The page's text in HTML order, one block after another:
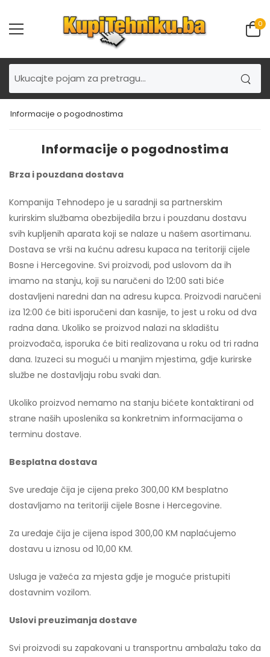
0
Informacije o pogodnostima
Informacije o pogodnostima
Brza i pouzdana dostava
Kompanija Tehnodepo je u saradnji sa partnerskim
kurirskim službama obezbijedila brzu i pouzdanu dostavu
svih kupljenih aparata koji se nalaze u našem asortimanu.
Dostava se vrši na kućnu adresu kupaca na teritoriji cijele
Bosne i Hercegovine. Svi proizvodi, pod uslovom da ih
imamo na stanju, koji su naručeni do 12:00 sati biće
dostavljeni naredni dan na adresu kupca. Proizvodi naručeni
iza 12:00 će biti isporučeni dan kasnije, to jest u roku od dva
radna dana. Ukoliko se proizvod nalazi na skladištu
proizvođača, isporuka će biti realizovana u roku od tri radna
dana. Izuzeci su mogući u manjim mjestima, gdje kurirske
službe ne dostavljaju robu svaki dan.
Ukoliko proizvod nemamo na stanju bićete kontaktirani od
strane naših uposlenika sa konkretnim informacijama o
terminu dostave.
Besplatna dostava
Sve uređaje čija je cijena preko 300,00 KM besplatno
dostavljamo na teritoriji cijele Bosne i Hercegovine.
Za uređaje čija je cijena ispod 300,00 KM naplaćujemo
dostavu u iznosu od 10,00 KM.
Usluga je važeća za mjesta gdje je moguće pristupiti
dostavnim vozilom.
Uslovi preuzimanja dostave
Svi proizvodi su zapakovani u transportnu ambalažu tako da